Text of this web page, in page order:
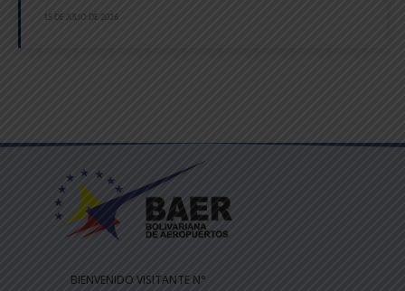
15 DE JULIO DE 2026
BIENVENIDO VISITANTE N°